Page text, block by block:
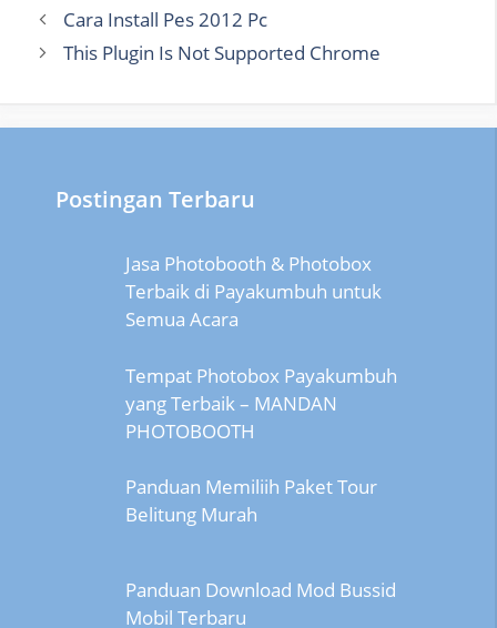
Cara Install Pes 2012 Pc
This Plugin Is Not Supported Chrome
Postingan Terbaru
Jasa Photobooth & Photobox
Terbaik di Payakumbuh untuk
Semua Acara
Tempat Photobox Payakumbuh
yang Terbaik – MANDAN
PHOTOBOOTH
Panduan Memiliih Paket Tour
Belitung Murah
Panduan Download Mod Bussid
Mobil Terbaru